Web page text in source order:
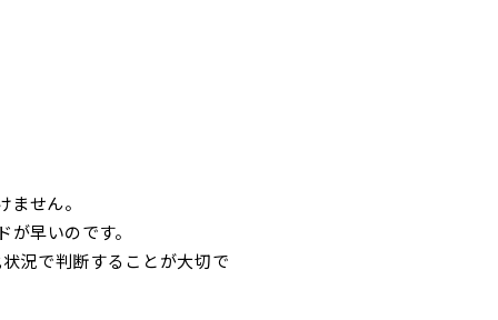
せん。
早いのです。
況で判断することが大切で